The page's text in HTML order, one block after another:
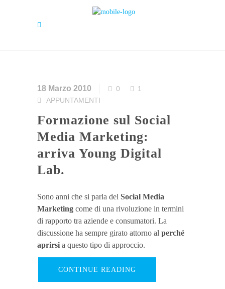
18 Marzo 2010 0
1
APPUNTAMENTI
Formazione sul Social
Media Marketing:
arriva Young Digital
Lab.
Sono anni che si parla del Social Media
Marketing come di una rivoluzione in termini
di rapporto tra aziende e consumatori. La
discussione ha sempre girato attorno al perché
aprirsi a questo tipo di approccio.
CONTINUE READING